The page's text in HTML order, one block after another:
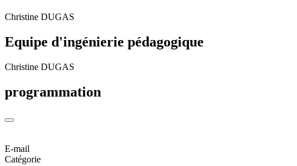
Christine DUGAS
Equipe d'ingénierie pédagogique
Christine DUGAS
programmation
E-mail
Catégorie